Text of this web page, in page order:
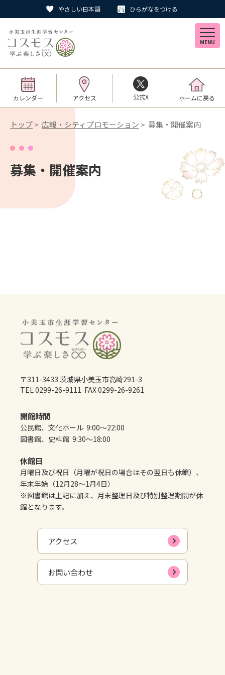
やさしい日本語 ひらがなをつける
MENU
カレンダー アクセス 公式X ホームに戻る
トップ> 広報・シティプロモーション > 募集・開催案内
募集・開催案内
〒311-3433 茨城県小美玉市高崎291-3
TEL 0299-26-9111 FAX 0299-26-9261
開館時間
公民館、文化ホール 9:00～22:00
図書館、史料館 9:30～18:00
休館日
月曜日及び祝日（月曜が祝日の場合はその翌日も休館）、
年末年始（12月28～1月4日）
※図書館は上記に加え、月末整理日及び特別整理期間が休
館となります。
アクセス
お問い合わせ